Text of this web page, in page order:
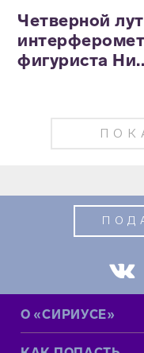
Четверной
фигуриста
О «СИРИУСЕ»